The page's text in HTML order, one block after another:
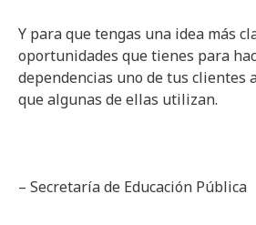
Y para que tengas una idea más
oportunidades que tienes para
dependencias uno de tus clientes
que algunas de ellas utilizan.
– Secretaría de Educación Pública